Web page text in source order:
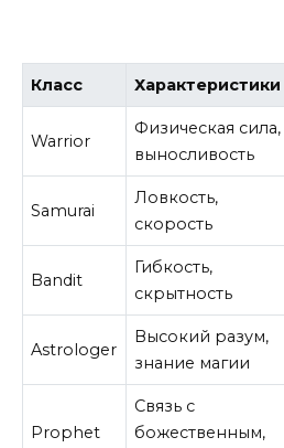
Класс Характеристики
Warrior
Физическая сила,
выносливость
Samurai
Ловкость,
скорость
Bandit
Гибкость,
скрытность
Astrologer
Высокий разум,
знание магии
Prophet
Связь с
божественным,